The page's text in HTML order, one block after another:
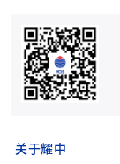
关于耀中